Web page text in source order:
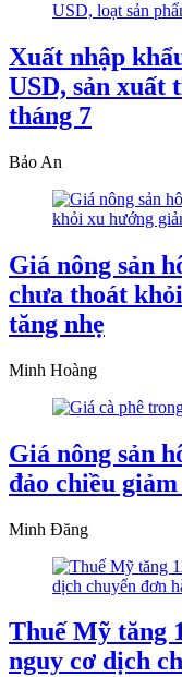
Xuất nhập
USD, sản xuất
tháng 7
Bảo An
Giá nông sản
chưa thoát
tăng nhẹ
Minh Hoàng
Giá nông sản
đảo chiều
Minh Đăng
Thuế Mỹ tăng
nguy cơ dịch